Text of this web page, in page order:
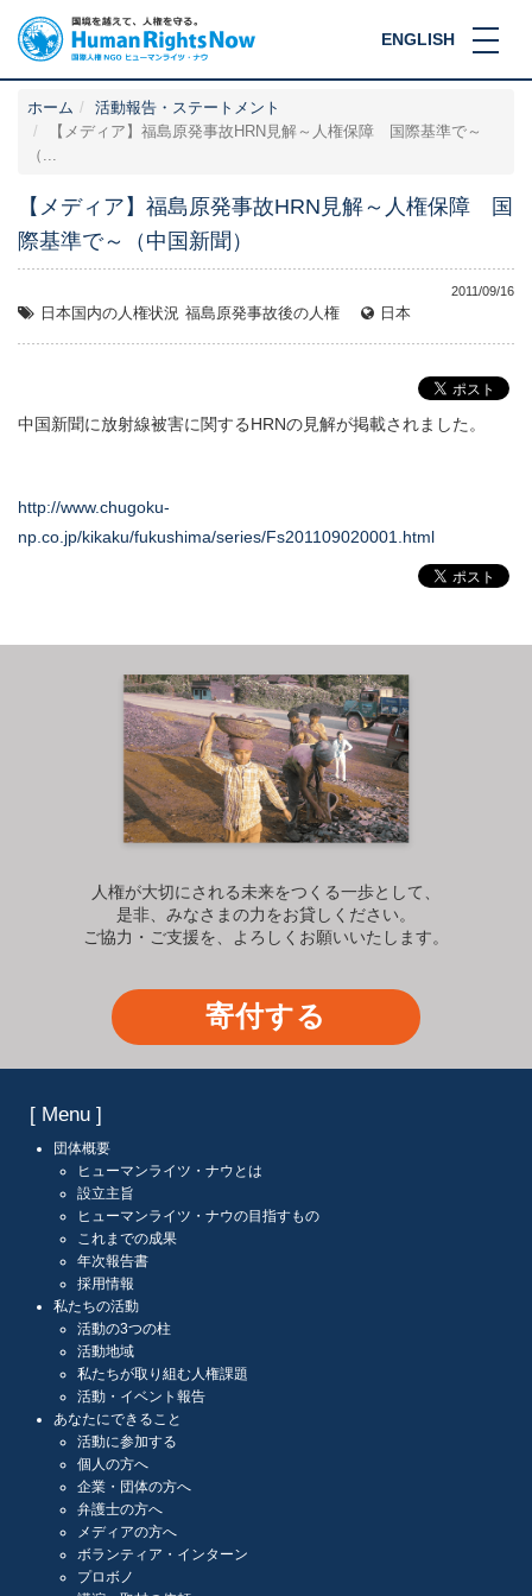
ENGLISH
ホーム
活動報告・ステートメント
【メディア】福島原発事故HRN見解～人権保障 国際基準で～
（...
【メディア】福島原発事故HRN見解～人権保障 国
際基準で～（中国新聞）
2011/09/16
日本国内の人権状況 福島原発事故後の人権 日本
中国新聞に放射線被害に関するHRNの見解が掲載されました。
http://www.chugoku-
np.co.jp/kikaku/fukushima/series/Fs201109020001.html
人権が大切にされる未来をつくる一歩として、
是非、みなさまの力をお貸しください。
ご協力・ご支援を、よろしくお願いいたします。
寄付する
[ Menu ]
団体概要
ヒューマンライツ・ナウとは
設立主旨
ヒューマンライツ・ナウの目指すもの
これまでの成果
年次報告書
採用情報
私たちの活動
活動の3つの柱
活動地域
私たちが取り組む人権課題
活動・イベント報告
あなたにできること
活動に参加する
個人の方へ
企業・団体の方へ
弁護士の方へ
メディアの方へ
ボランティア・インターン
プロボノ